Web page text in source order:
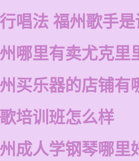
唱法 福州歌手
哪里有卖尤克里
买乐器的店铺有
培训班怎么样
成人学钢琴哪里